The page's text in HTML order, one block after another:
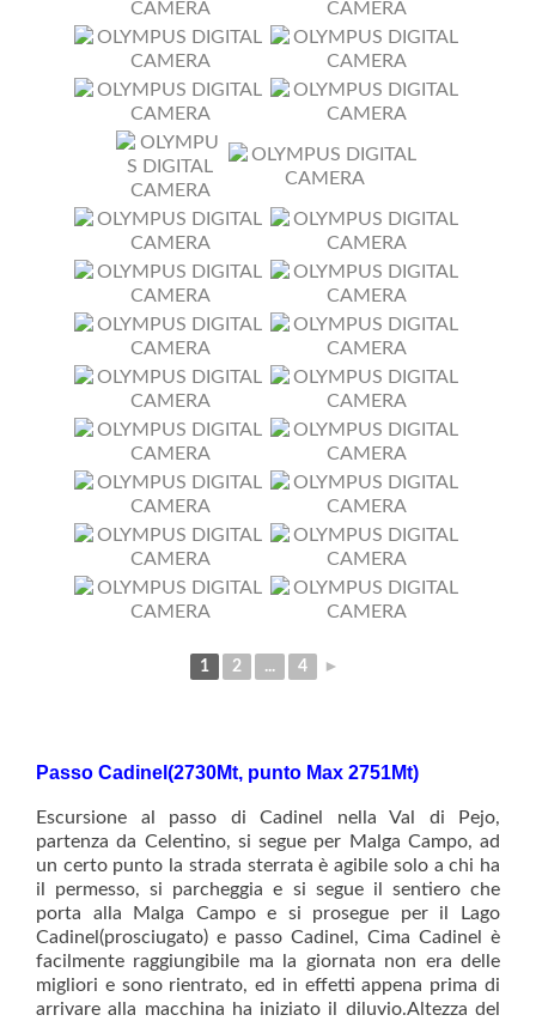
1 2 ... 4 ►
Passo Cadinel(2730Mt, punto Max 2751Mt)
Escursione al passo di Cadinel nella Val di Pejo,
partenza da Celentino, si segue per Malga Campo, ad
un certo punto la strada sterrata è agibile solo a chi ha
il permesso, si parcheggia e si segue il sentiero che
porta alla Malga Campo e si prosegue per il Lago
Cadinel(prosciugato) e passo Cadinel, Cima Cadinel è
facilmente raggiungibile ma la giornata non era delle
migliori e sono rientrato, ed in effetti appena prima di
arrivare alla macchina ha iniziato il diluvio.Altezza del